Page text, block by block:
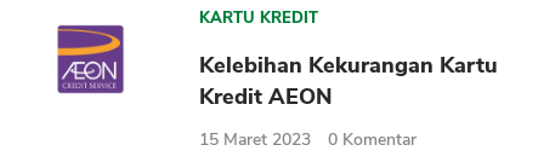
KARTU KREDIT
Kelebihan Kekurangan Kartu
Kredit AEON
15 Maret 2023 0 Komentar